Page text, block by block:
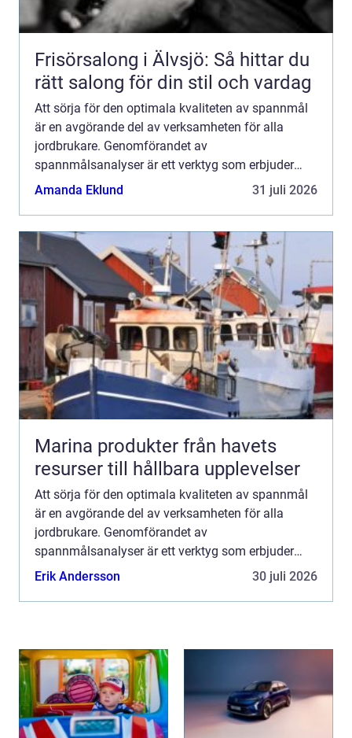
Frisörsalong i Älvsjö: Så hittar du
rätt salong för din stil och vardag
Att sörja för den optimala kvaliteten av spannmål
är en avgörande del av verksamheten för alla
jordbrukare. Genomförandet av
spannmålsanalyser är ett verktyg som erbjuder
viktig information, vilket bidra...
Amanda Eklund 31 juli 2026
Marina produkter från havets
resurser till hållbara upplevelser
Att sörja för den optimala kvaliteten av spannmål
är en avgörande del av verksamheten för alla
jordbrukare. Genomförandet av
spannmålsanalyser är ett verktyg som erbjuder
viktig information, vilket bidra...
Erik Andersson 30 juli 2026